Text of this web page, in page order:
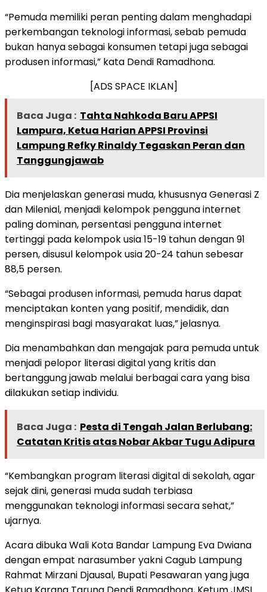
“Pemuda memiliki peran penting dalam menghadapi
perkembangan teknologi informasi, sebab pemuda
bukan hanya sebagai konsumen tetapi juga sebagai
produsen informasi,” kata Dendi Ramadhona.
[ADS SPACE IKLAN]
Baca Juga : Tahta Nahkoda Baru APPSI
Lampura, Ketua Harian APPSI Provinsi
Lampung Refky Rinaldy Tegaskan Peran dan
Tanggungjawab
Dia menjelaskan generasi muda, khususnya Generasi Z
dan Milenial, menjadi kelompok pengguna internet
paling dominan, persentasi pengguna internet
tertinggi pada kelompok usia 15-19 tahun dengan 91
persen, disusul kelompok usia 20-24 tahun sebesar
88,5 persen.
“Sebagai produsen informasi, pemuda harus dapat
menciptakan konten yang positif, mendidik, dan
menginspirasi bagi masyarakat luas,” jelasnya.
Dia menambahkan dan mengajak para pemuda untuk
menjadi pelopor literasi digital yang kritis dan
bertanggung jawab melalui berbagai cara yang bisa
dilakukan setiap individu.
Baca Juga : Pesta di Tengah Jalan Berlubang:
Catatan Kritis atas Nobar Akbar Tugu Adipura
“Kembangkan program literasi digital di sekolah, agar
sejak dini, generasi muda sudah terbiasa
menggunakan teknologi informasi secara sehat,”
ujarnya.
Acara dibuka Wali Kota Bandar Lampung Eva Dwiana
dengan empat narasumber yakni Cagub Lampung
Rahmat Mirzani Djausal, Bupati Pesawaran yang juga